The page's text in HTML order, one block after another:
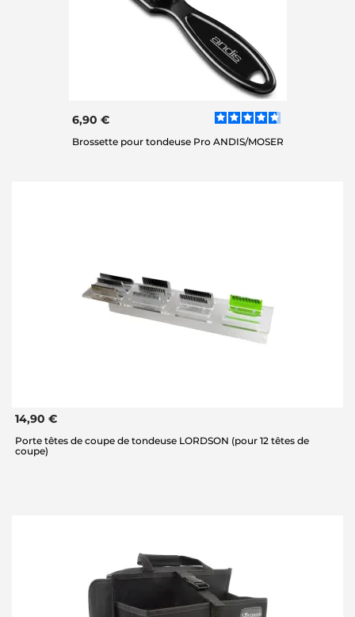
6,90 €
Brossette pour tondeuse Pro ANDIS/MOSER
14,90 €
Porte têtes de coupe de tondeuse LORDSON (pour 12 têtes de
coupe)